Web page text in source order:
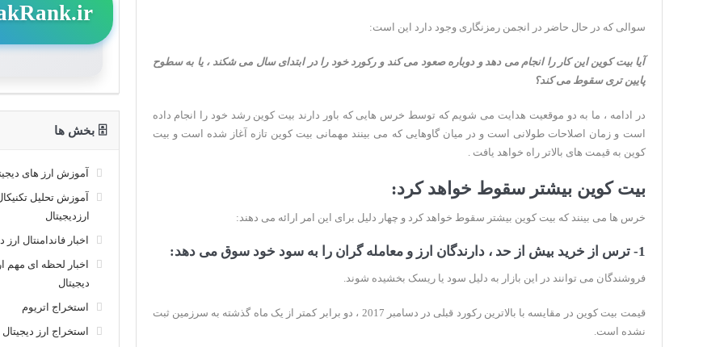
سوالی که در حال حاضر در انجمن رمزنگاری وجود دارد این است:
آیا بیت کوین این کار را انجام می دهد و دوباره صعود می کند و رکورد خود را در ابتدای سال می شکند ، یا به سطوح
پایین تری سقوط می کند؟
در ادامه ، ما به دو موقعیت هدایت می شویم که توسط خرس هایی که باور دارند بیت کوین رشد خود را انجام داده
است و زمان اصلاحات طولانی است و در میان گاوهایی که می بینند مهمانی بیت کوین تازه آغاز شده است و بیت
کوین به قیمت های بالاتر راه خواهد یافت .
بیت کوین بیشتر سقوط خواهد کرد:
خرس ها می بینند که بیت کوین بیشتر سقوط خواهد کرد و چهار دلیل برای این امر ارائه می دهند:
1- ترس از خرید بیش از حد ، دارندگان ارز و معامله گران را به سود خود سوق می دهد:
فروشندگان می توانند در این بازار به دلیل سود یا ریسک بخشیده شوند.
قیمت بیت کوین در مقایسه با بالاترین رکورد قبلی در دسامبر 2017 ، دو برابر کمتر از یک ماه گذشته به سرزمین ثبت
نشده است.
🗄 بخش ها
آموزش ارز های
آموزش تحلیل
ارزدیجیتال
اخبار فاندامنتال ارز
اخبار لحظه ای مهم
دیجیتال
استخراج اتریوم
استخراج ارز دیجیتال